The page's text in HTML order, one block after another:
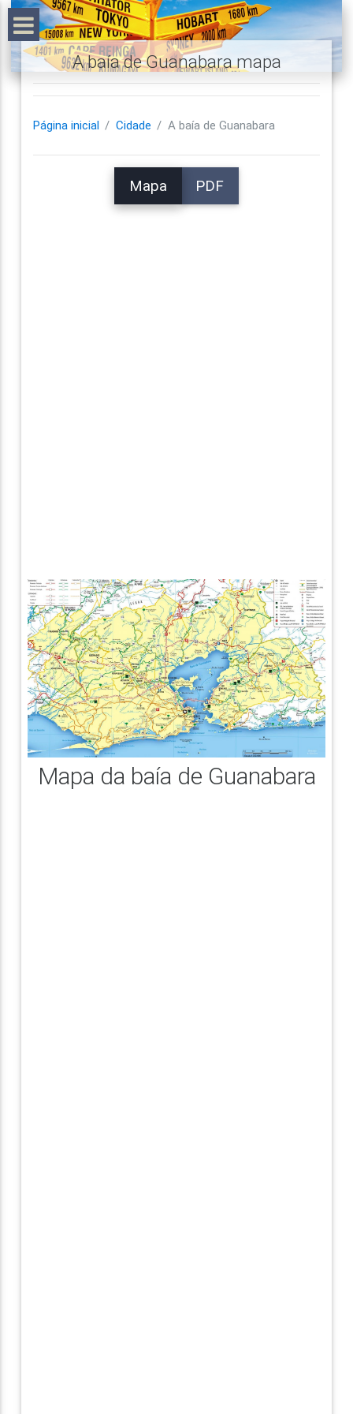
A baía de Guanabara mapa
Página inicial Cidade A baía de Guanabara
Mapa PDF
Mapa da baía de Guanabara